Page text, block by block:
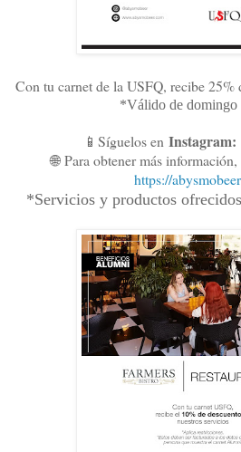
Con tu carnet de la USFQ, recibe 25%
*Válido de domingo
📱Síguelos en Instagram:
🌐Para obtener más información,
https://
*Servicios y productos